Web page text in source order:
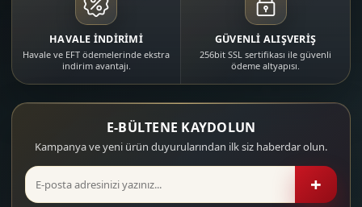
HAVALE İNDİRİMİ
Havale ve EFT ödemelerinde ekstra
indirim avantajı.
GÜVENLİ ALIŞVERİŞ
256bit SSL sertifikası ile güvenli
ödeme altyapısı.
E-BÜLTENE KAYDOLUN
Kampanya ve yeni ürün duyurularından ilk siz haberdar olun.
+